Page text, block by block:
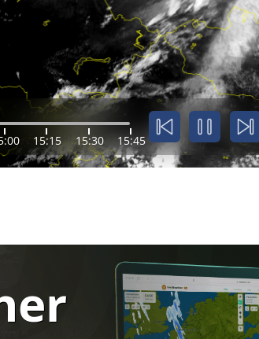
15:15 15:30 15:45